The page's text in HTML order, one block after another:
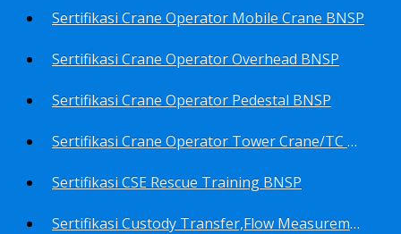
Sertifikasi Crane Operator Mobile Crane BNSP
Sertifikasi Crane Operator Overhead BNSP
Sertifikasi Crane Operator Pedestal BNSP
Sertifikasi Crane Operator Tower Crane/TC BNSP
Sertifikasi CSE Rescue Training BNSP
Sertifikasi Custody Transfer,Flow Measurement&Flow Meter (Harga Khusus) BNSP